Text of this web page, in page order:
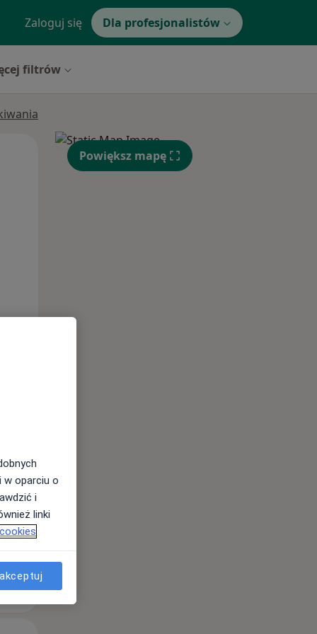
Zaloguj się Dla profesjonalistów
filtrów
Śr, Czw,
Powiększ mapę
w oparciu o
i
linki